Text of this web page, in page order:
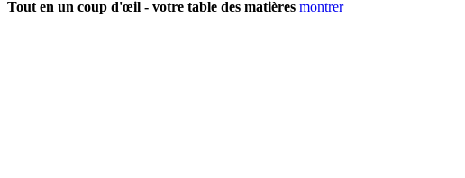
Tout en un coup d'œil - votre table des matières montrer